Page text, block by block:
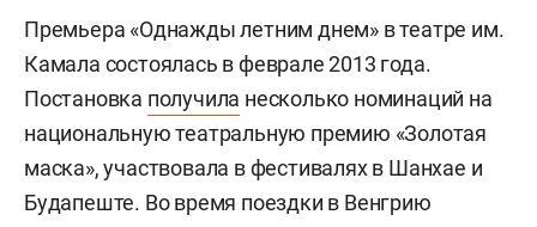
Премьера «Однажды летним днем» в театре им.
Камала состоялась в феврале 2013 года.
Постановка получила несколько номинаций на
национальную театральную премию «Золотая
маска», участвовала в фестивалях в Шанхае и
Будапеште. Во время поездки в Венгрию